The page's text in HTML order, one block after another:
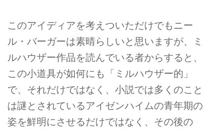
このアイディアを考えついただけでもニー
ル・バーガーは素晴らしいと思いますが、ミ
ルハウザー作品を読んでいる者からすると、
この小道具が如何にも「ミルハウザー的」
で、それだけではなく、小説では多くのこと
は謎とされているアイゼンハイムの青年期の
姿を鮮明にさせるだけではなく、その後の